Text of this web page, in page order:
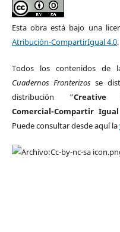
Esta obra está bajo una
Atribución-CompartirIgual 4.0.
Todos los contenidos de
Cuadernos Fronterizos se
distribución “Creative
Comercial-Compartir
Puede consultar desde aquí la